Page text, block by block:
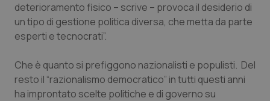
deterioramento fisico – scrive – provoca il desiderio di
un tipo di gestione politica diversa, che metta da parte
esperti e tecnocrati”.
Che è quanto si prefiggono nazionalisti e populisti. Del
resto il “razionalismo democratico” in tutti questi anni
ha improntato scelte politiche e di governo su